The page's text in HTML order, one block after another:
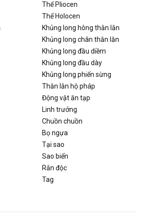
Thế Pliocen
Thế Holocen
Khủng long hông thằn lằn
Khủng long chân thằn lằn
Khủng long đầu diềm
Khủng long đầu dày
Khủng long phiến sừng
Thằn lằn hộ pháp
Động vật ăn tạp
Linh trưởng
Chuồn chuồn
Bọ ngựa
Tại sao
Sao biển
Rắn độc
Tag